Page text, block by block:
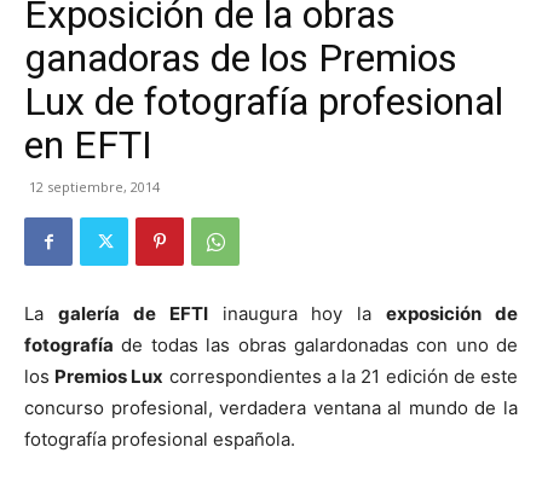
Exposición de la obras
ganadoras de los Premios
Lux de fotografía profesional
en EFTI
12 septiembre, 2014
La galería de EFTIinaugura hoy laexposición de
fotografía de todas las obras galardonadas con uno de
los Premios Lux correspondientes a la 21 edición de este
concurso profesional, verdadera ventana al mundo de la
fotografía profesional española.